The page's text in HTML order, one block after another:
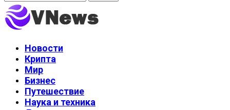
Новости
Крипта
Мир
Бизнес
Путешествие
Наука и техника